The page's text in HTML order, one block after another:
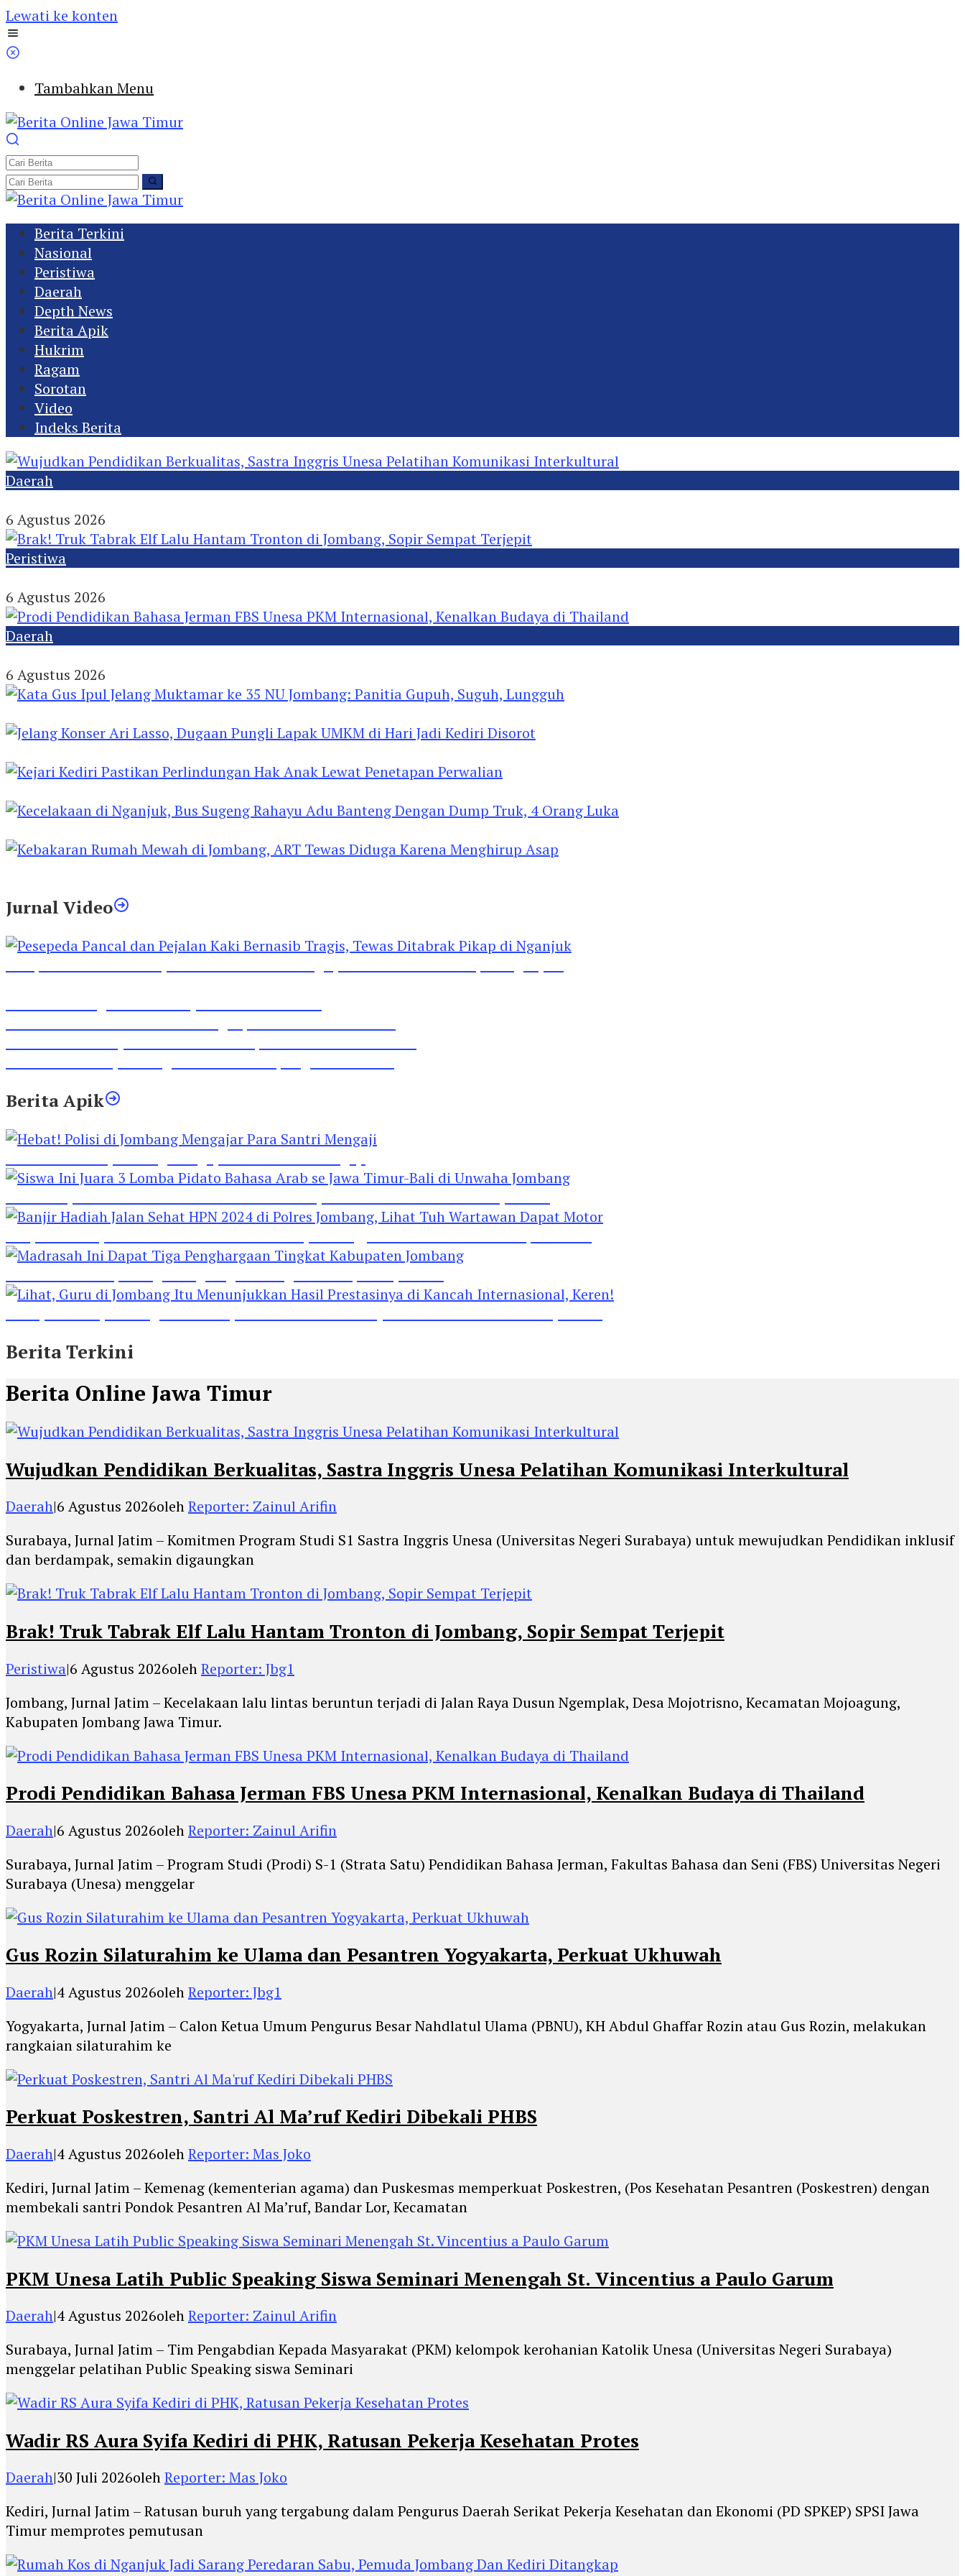
Lewati ke konten
Tambahkan Menu
Berita Terkini
Nasional
Peristiwa
Daerah
Depth News
Berita Apik
Hukrim
Ragam
Sorotan
Video
Indeks Berita
Daerah
6 Agustus 2026
Peristiwa
6 Agustus 2026
Daerah
6 Agustus 2026
Jurnal Video
Berita Apik
Berita Terkini
Berita Online Jawa Timur
Wujudkan Pendidikan Berkualitas, Sastra Inggris Unesa Pelatihan Komunikasi Interkultural
Daerah|6 Agustus 2026olehReporter: Zainul Arifin
Surabaya, Jurnal Jatim – Komitmen Program Studi S1 Sastra Inggris Unesa (Universitas Negeri Surabaya) untuk mewujudkan Pendidikan inklusif
dan berdampak, semakin digaungkan
Brak! Truk Tabrak Elf Lalu Hantam Tronton di Jombang, Sopir Sempat Terjepit
Peristiwa|6 Agustus 2026olehReporter: Jbg1
Jombang, Jurnal Jatim – Kecelakaan lalu lintas beruntun terjadi di Jalan Raya Dusun Ngemplak, Desa Mojotrisno, Kecamatan Mojoagung,
Kabupaten Jombang Jawa Timur.
Prodi Pendidikan Bahasa Jerman FBS Unesa PKM Internasional, Kenalkan Budaya di Thailand
Daerah|6 Agustus 2026olehReporter: Zainul Arifin
Surabaya, Jurnal Jatim – Program Studi (Prodi) S-1 (Strata Satu) Pendidikan Bahasa Jerman, Fakultas Bahasa dan Seni (FBS) Universitas Negeri
Surabaya (Unesa) menggelar
Gus Rozin Silaturahim ke Ulama dan Pesantren Yogyakarta, Perkuat Ukhuwah
Daerah|4 Agustus 2026olehReporter: Jbg1
Yogyakarta, Jurnal Jatim – Calon Ketua Umum Pengurus Besar Nahdlatul Ulama (PBNU), KH Abdul Ghaffar Rozin atau Gus Rozin, melakukan
rangkaian silaturahim ke
Perkuat Poskestren, Santri Al Ma’ruf Kediri Dibekali PHBS
Daerah|4 Agustus 2026olehReporter: Mas Joko
Kediri, Jurnal Jatim – Kemenag (kementerian agama) dan Puskesmas memperkuat Poskestren, (Pos Kesehatan Pesantren (Poskestren) dengan
membekali santri Pondok Pesantren Al Ma’ruf, Bandar Lor, Kecamatan
PKM Unesa Latih Public Speaking Siswa Seminari Menengah St. Vincentius a Paulo Garum
Daerah|4 Agustus 2026olehReporter: Zainul Arifin
Surabaya, Jurnal Jatim – Tim Pengabdian Kepada Masyarakat (PKM) kelompok kerohanian Katolik Unesa (Universitas Negeri Surabaya)
menggelar pelatihan Public Speaking siswa Seminari
Wadir RS Aura Syifa Kediri di PHK, Ratusan Pekerja Kesehatan Protes
Daerah|30 Juli 2026olehReporter: Mas Joko
Kediri, Jurnal Jatim – Ratusan buruh yang tergabung dalam Pengurus Daerah Serikat Pekerja Kesehatan dan Ekonomi (PD SPKEP) SPSI Jawa
Timur memprotes pemutusan